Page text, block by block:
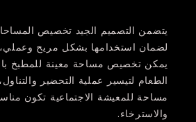
يتضمن التصميم الجيد تخصيص
لضمان استخدامها بشكل مريح
يمكن تخصيص مساحة معينة للمطبخ
الطعام لتيسير عملية التحضير
مساحة للمعيشة الاجتماعية تكون
والاسترخاء.